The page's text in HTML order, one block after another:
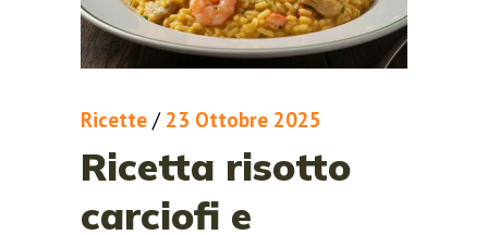
Ricette / 23 Ottobre 2025
Ricetta risotto
carciofi e